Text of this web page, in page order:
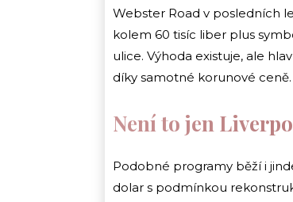
Webster Road v posledních
kolem 60 tisíc liber plus
ulice. Výhoda existuje, ale
díky samotné korunové ceně.
Není to jen
Podobné programy běží i
dolar s podmínkou